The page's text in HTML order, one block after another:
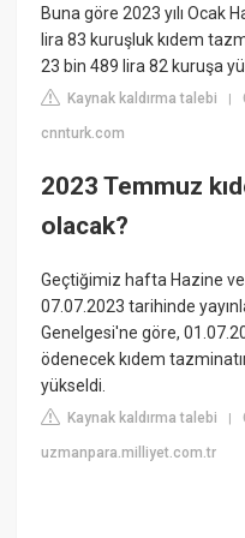
Buna göre 2023 yılı Ocak
lira 83 kuruşluk kıdem
23 bin 489 lira 82 kuruşa
Kaynak kaldırma talebi |
cnnturk.com
2023 Temmuz
olacak?
Geçtiğimiz hafta Hazine ve
07.07.2023 tarihinde
Genelgesi'ne göre,
ödenecek kıdem
yükseldi.
Kaynak kaldırma talebi |
uzmanpara.milliyet.com.tr